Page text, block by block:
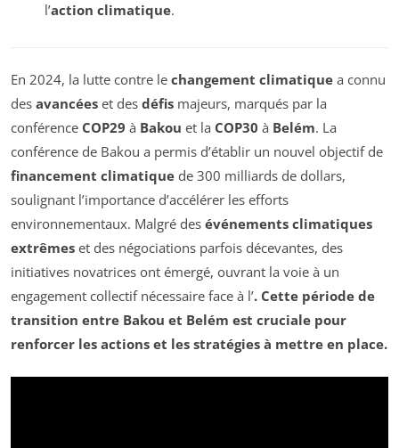
l’action climatique.
En 2024, la lutte contre le changement climatique a connu
des avancées et des défis majeurs, marqués par la
conférence COP29 à Bakou et la COP30 à Belém. La
conférence de Bakou a permis d’établir un nouvel objectif de
financement climatique de 300 milliards de dollars,
soulignant l’importance d’accélérer les efforts
environnementaux. Malgré des événements climatiques
extrêmes et des négociations parfois décevantes, des
initiatives novatrices ont émergé, ouvrant la voie à un
engagement collectif nécessaire face à l’. Cette période de
transition entre Bakou et Belém est cruciale pour
renforcer les actions et les stratégies à mettre en place.